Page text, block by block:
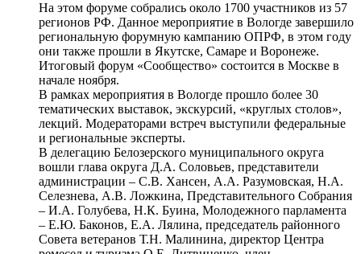
На этом форуме собрались около 1700 участников из 57
регионов РФ. Данное мероприятие в Вологде завершило
региональную форумную кампанию ОПРФ, в этом году
они также прошли в Якутске, Самаре и Воронеже.
Итоговый форум «Сообщество» состоится в Москве в
начале ноября.
В рамках мероприятия в Вологде прошло более 30
тематических выставок, экскурсий, «круглых столов»,
лекций. Модераторами встреч выступили федеральные
и региональные эксперты.
В делегацию Белозерского муниципального округа
вошли глава округа Д.А. Соловьев, представители
администрации – С.В. Хансен, А.А. Разумовская, Н.А.
Селезнева, А.В. Ложкина, Представительного Собрания
– И.А. Голубева, Н.К. Буина, Молодежного парламента
– Е.Ю. Баконов, Е.А. Лялина, председатель районного
Совета ветеранов Т.Н. Малинина, директор Центра